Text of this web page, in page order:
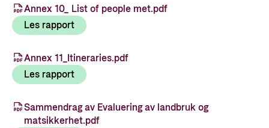
Annex 10_ List of people met.pdf
Les rapport
Annex 11_Itineraries.pdf
Les rapport
Sammendrag av Evaluering av landbruk og
matsikkerhet.pdf